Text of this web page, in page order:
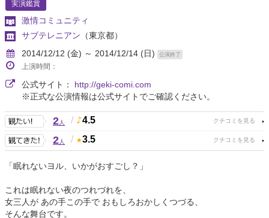
実演鑑賞
激情コミュニティ
サブテレニアン （東京都）
2014/12/12 (金) ～ 2014/12/14 (日)
公演終了
上演時間：
公式サイト： http://geki-comi.com
※正式な公演情報は公式サイトでご確認ください。
2人 / 4.5
2人 / 3.5
「眠れないヨル、いかがおすごし？」
これは眠れない夜のつれづれを、
女三人が あの手この手で おもしろおかしくつづる、
そんな舞台です。